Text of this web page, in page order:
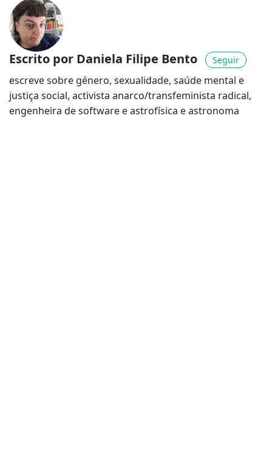
Escrito por Daniela Filipe Bento Seguir
escreve sobre género, sexualidade, saúde mental e
justiça social, activista anarco/transfeminista radical,
engenheira de software e astrofísica e astronoma